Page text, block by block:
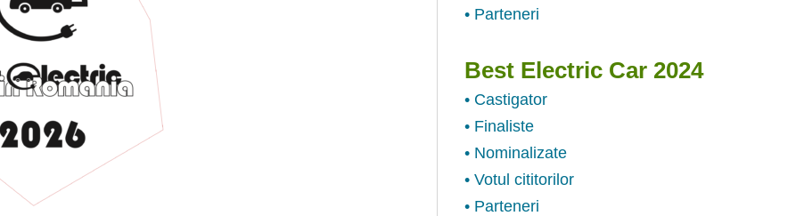
• Parteneri
Best Electric Car 2024
• Castigator
• Finaliste
• Nominalizate
• Votul cititorilor
• Parteneri